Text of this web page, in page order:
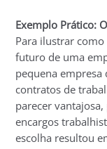
Exemplo Prático:
Para ilustrar
futuro de uma
pequena
contratos de
parecer
encargos
escolha resultou